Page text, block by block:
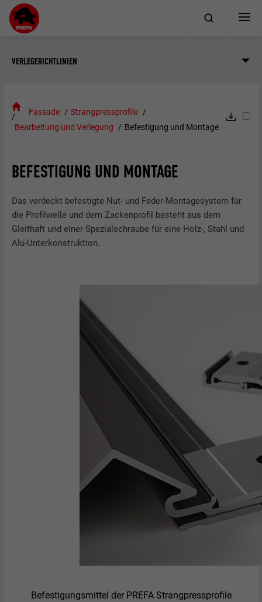
VERLEGERICHTLINIEN
Fassade
Strangpressprofile
Bearbeitung und Verlegung
Befestigung und Montage
BEFESTIGUNG UND MONTAGE
Das verdeckt befestigte Nut- und Feder-Montagesystem für
die Profilwelle und dem Zackenprofil besteht aus dem
Gleithaft und einer Spezialschraube für eine Holz-, Stahl und
Alu-Unterkonstruktion.
Befestigungsmittel der PREFA Strangpressprofile